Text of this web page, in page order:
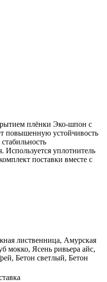
плёнки Эко-шпон с
повышенную устойчивость
Используется уплотнитель
поставки вместе с
лиственница, Амурская
мокко, Ясень ривьера айс,
Бетон светлый, Бетон